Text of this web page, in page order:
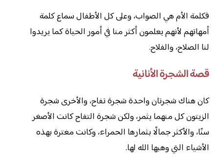
فكلمة الأم هي الصواب، وعلى كل الأطفال سماع كلمة
أمهاتهم لأنهم يعلمون أكثر منا في أمور الحياة كما يريدوا
لنا الصلاح، والفلاح.
قصة الشجرة الأنانية
كان هناك شجرتان واحدة شجرة تفاح، والأخرى شجرة
الزيتون كل منهما يثمر، ولكن شجرة التفاح كانت الأصغر
سنًا، والأكثر جمالًا بثمارها الحمراء، وكانت مغترة بهذه
الأشياء التي وهبها الله لها.